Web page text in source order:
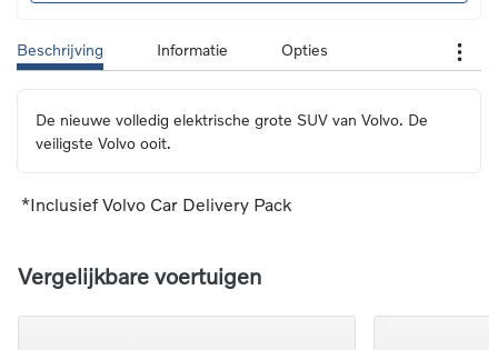
Beschrijving Informatie Opties
De nieuwe volledig elektrische grote SUV van Volvo. De
veiligste Volvo ooit.
*Inclusief Volvo Car Delivery Pack
Vergelijkbare voertuigen